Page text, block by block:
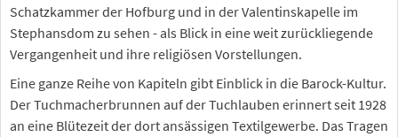
Schatzkammer der Hofburg und in der Valentinskapelle im
Stephansdom zu sehen - als Blick in eine weit zurückliegende
Vergangenheit und ihre religiösen Vorstellungen.
Eine ganze Reihe von Kapiteln gibt Einblick in die Barock-Kultur.
Der Tuchmacherbrunnen auf der Tuchlauben erinnert seit 1928
an eine Blütezeit der dort ansässigen Textilgewerbe. Das Tragen